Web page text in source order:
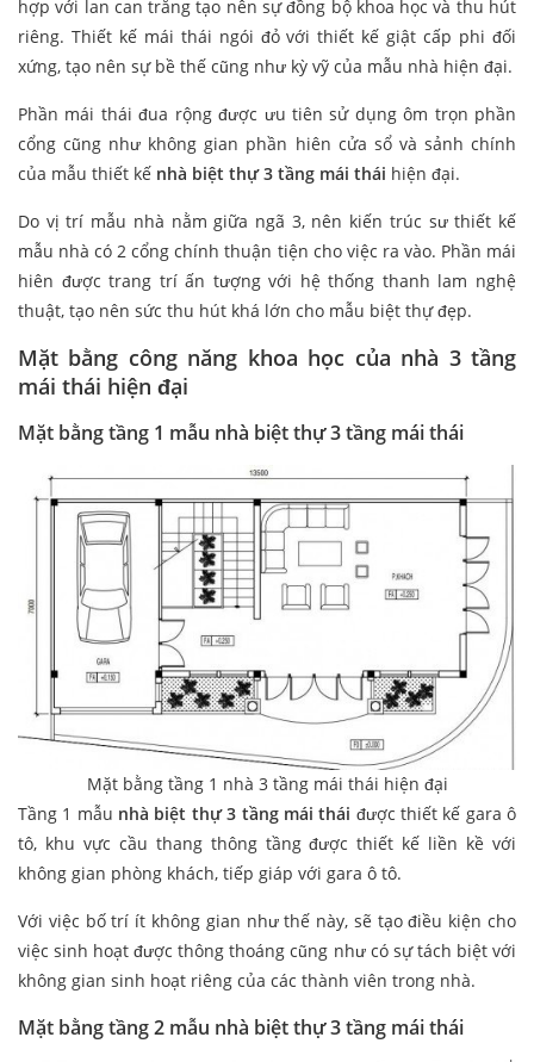
hợp với lan can trắng tạo nên sự đồng bộ khoa học và thu hút
riêng. Thiết kế mái thái ngói đỏ với thiết kế giật cấp phi đối
xứng, tạo nên sự bề thế cũng như kỳ vỹ của mẫu nhà hiện đại.
Phần mái thái đua rộng được ưu tiên sử dụng ôm trọn phần
cổng cũng như không gian phần hiên cửa sổ và sảnh chính
của mẫu thiết kế nhà biệt thự 3 tầng mái thái hiện đại.
Do vị trí mẫu nhà nằm giữa ngã 3, nên kiến trúc sư thiết kế
mẫu nhà có 2 cổng chính thuận tiện cho việc ra vào. Phần mái
hiên được trang trí ấn tượng với hệ thống thanh lam nghệ
thuật, tạo nên sức thu hút khá lớn cho mẫu biệt thự đẹp.
Mặt bằng công năng khoa học của nhà 3 tầng
mái thái hiện đại
Mặt bằng tầng 1 mẫu nhà biệt thự 3 tầng mái thái
Mặt bằng tầng 1 nhà 3 tầng mái thái hiện đại
Tầng 1 mẫu nhà biệt thự 3 tầng mái thái được thiết kế gara ô
tô, khu vực cầu thang thông tầng được thiết kế liền kề với
không gian phòng khách, tiếp giáp với gara ô tô.
Với việc bố trí ít không gian như thế này, sẽ tạo điều kiện cho
việc sinh hoạt được thông thoáng cũng như có sự tách biệt với
không gian sinh hoạt riêng của các thành viên trong nhà.
Mặt bằng tầng 2 mẫu nhà biệt thự 3 tầng mái thái